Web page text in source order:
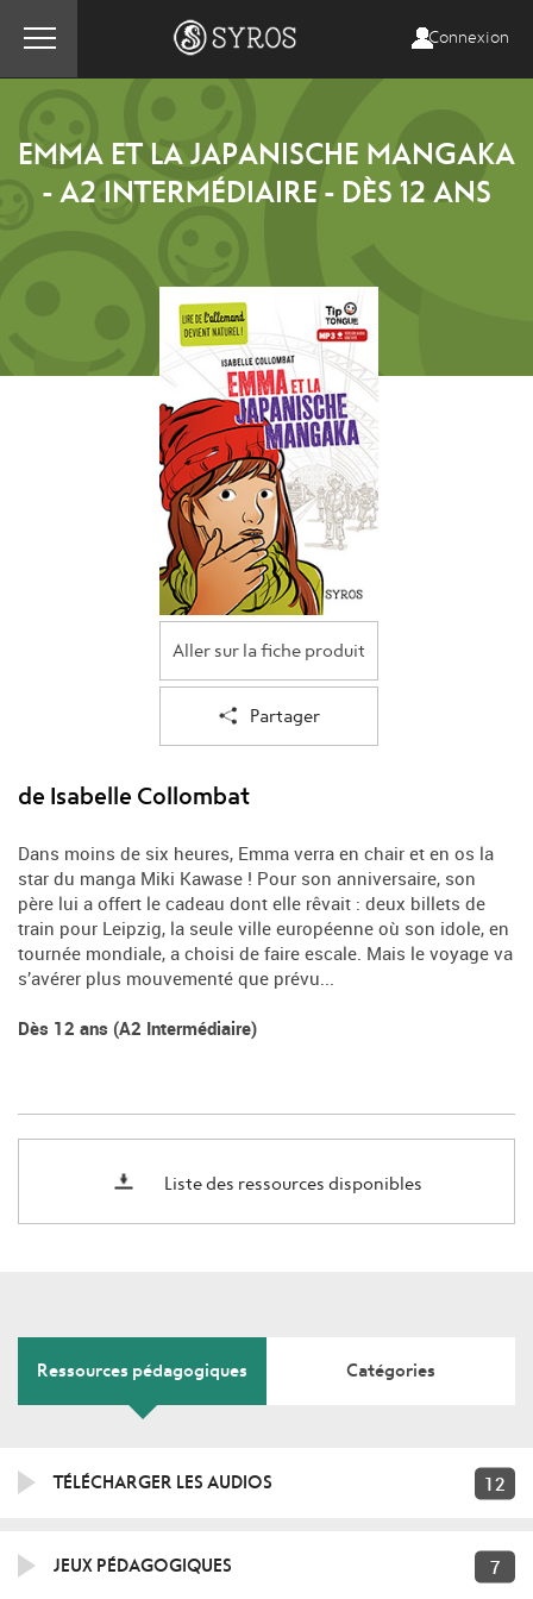
Connexion
EMMA ET LA JAPANISCHE MANGAKA
- A2 INTERMÉDIAIRE - DÈS 12 ANS
Aller sur la fiche produit
Partager
de Isabelle Collombat
Dans moins de six heures, Emma verra en chair et en os la
star du manga Miki Kawase ! Pour son anniversaire, son
père lui a offert le cadeau dont elle rêvait : deux billets de
train pour Leipzig, la seule ville européenne où son idole, en
tournée mondiale, a choisi de faire escale. Mais le voyage va
s’avérer plus mouvementé que prévu...
Dès 12 ans (A2 Intermédiaire)
Liste des ressources disponibles
Ressources pédagogiques Catégories
TÉLÉCHARGER LES AUDIOS 12
JEUX PÉDAGOGIQUES 7